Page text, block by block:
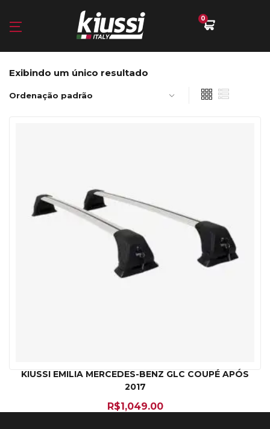
0
Exibindo um único resultado
KIUSSI EMILIA MERCEDES-BENZ GLC COUPÉ APÓS
2017
R$1,049.00